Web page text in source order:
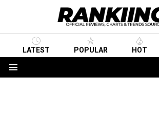
LATEST POPULAR HOT